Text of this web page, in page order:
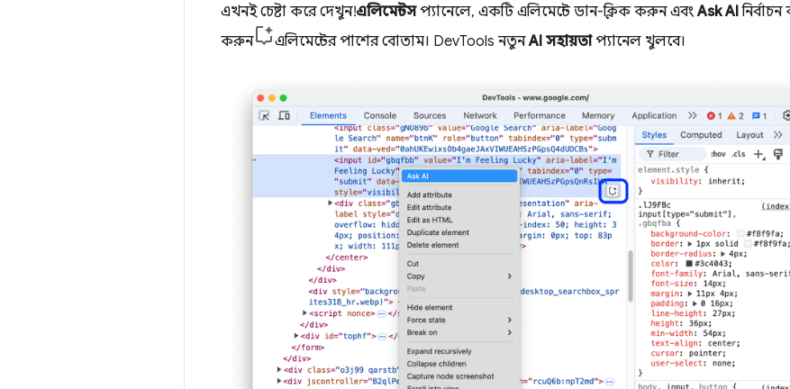
এখনই চেষ্টা করে দেখুন!এলিমেন্টসপ্যানেলে, একটি এলিমেন্টে ডান-ক্লিক করুন এবংAsk AI
করুন
এলিমেন্টের পাশের বোতাম। DevTools নতুনAI সহায়তাপ্যানেল খুলবে।